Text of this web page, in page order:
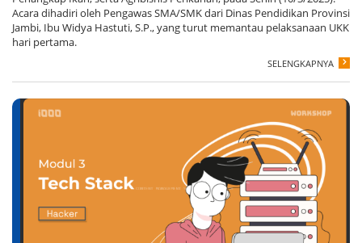
Acara dihadiri oleh Pengawas SMA/SMK dari Dinas Pendidikan Provinsi
Jambi, Ibu Widya Hastuti, S.P., yang turut memantau pelaksanaan UKK
hari pertama.
SELENGKAPNYA